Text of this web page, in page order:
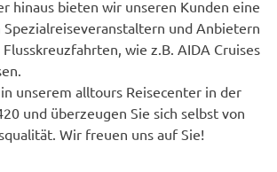
hinaus bieten wir unseren Kunden eine
Spezialreiseveranstaltern und Anbietern
wie z.B. AIDA Cruises
unserem alltours Reisecenter in der
und überzeugen Sie sich selbst von
Wir freuen uns auf Sie!